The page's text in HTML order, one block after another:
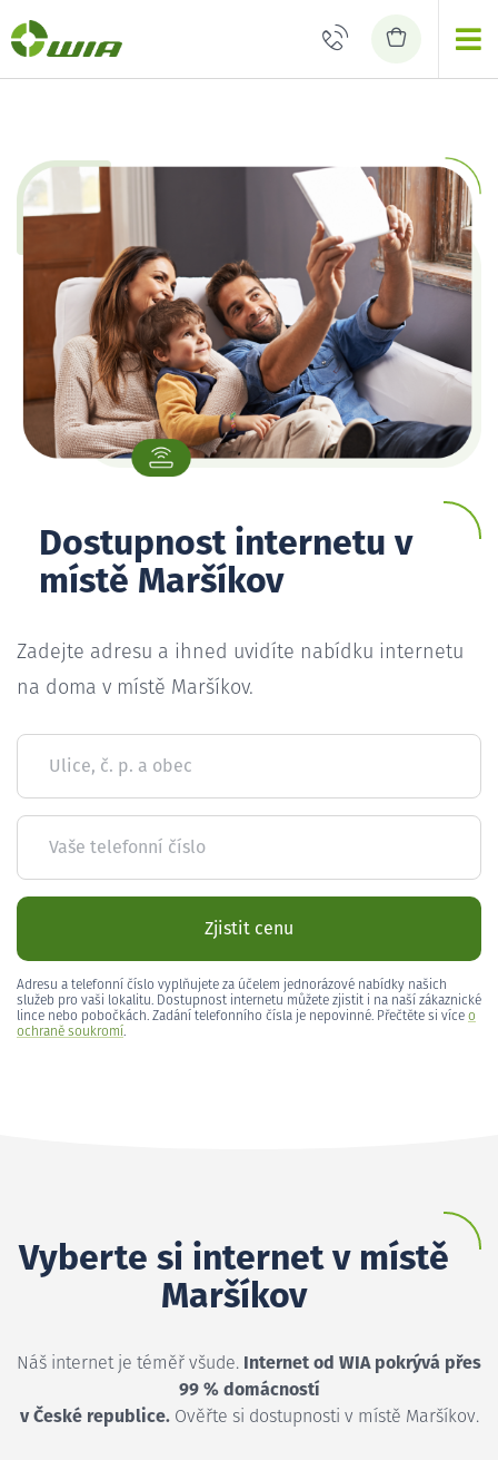
Dostupnost internetu v
místě Maršíkov
Zadejte adresu a ihned uvidíte nabídku internetu
na doma v místě Maršíkov.
Ulice, č. p. a obec
Vaše telefonní číslo
Zjistit cenu
Adresu a telefonní číslo vyplňujete za účelem jednorázové nabídky našich
služeb pro vaši lokalitu. Dostupnost internetu můžete zjistit i na naší zákaznické
lince nebo pobočkách. Zadání telefonního čísla je nepovinné. Přečtěte si více o
ochraně soukromí.
Vyberte si internet v místě
Maršíkov
Náš internet je téměř všude. Internet od WIA pokrývá přes
99 % domácností
v České republice.Ověřte si dostupnosti v místě Maršíkov.